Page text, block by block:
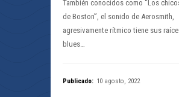
También conocidos como “Los
de Boston”, el sonido de Aerosmith,
agresivamente rítmico tiene sus
blues…
Publicado: 10 agosto, 2022